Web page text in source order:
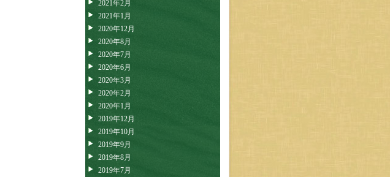
2021年2月
2021年1月
2020年12月
2020年8月
2020年7月
2020年6月
2020年3月
2020年2月
2020年1月
2019年12月
2019年10月
2019年9月
2019年8月
2019年7月